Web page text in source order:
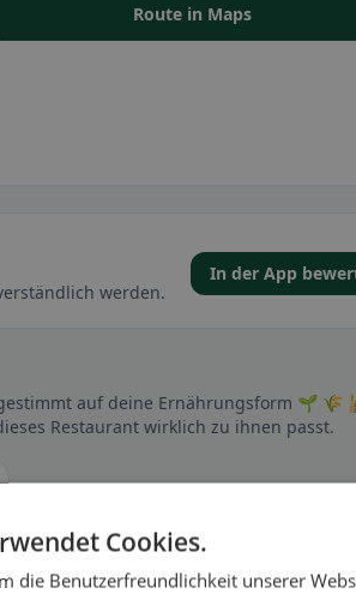
Route in Maps
werden.
In der App
auf deine Ernährungsform 🌱 🌾
Restaurant wirklich zu ihnen passt.
Cookies.
die Benutzerfreundlichkeit unserer